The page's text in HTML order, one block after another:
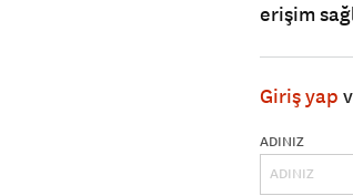
erişim
Giriş yap
ADINIZ